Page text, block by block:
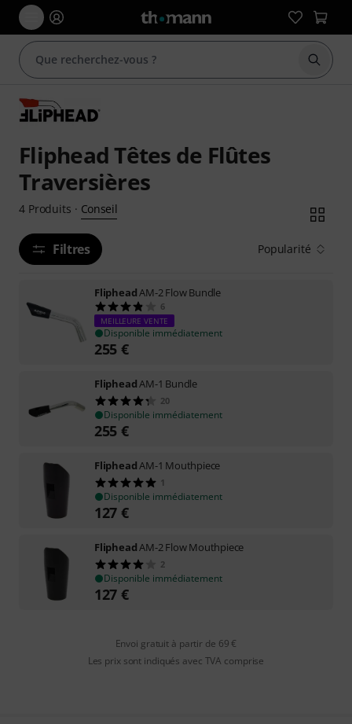
Fliphead Têtes de Flûtes
Traversières
4 Produits · Conseil
Filtres Popularité
FlipheadAM-2 Flow Bundle
6
MEILLEURE VENTE
Disponible immédiatement
255 €
FlipheadAM-1 Bundle
20
Disponible immédiatement
255 €
FlipheadAM-1 Mouthpiece
1
Disponible immédiatement
127 €
FlipheadAM-2 Flow Mouthpiece
2
Disponible immédiatement
127 €
Envoi gratuit à partir de 69 €
Les prix sont indiqués avec TVA comprise